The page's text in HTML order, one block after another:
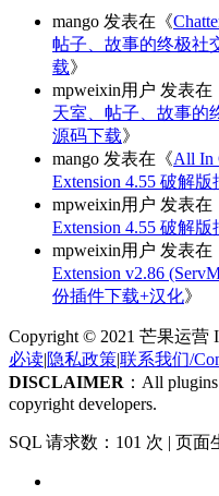
mango 发表在《
帖子、故事的终极社
载》
mpweixin用户 发表在
天室、帖子、故事的
源码下载》
mango 发表在《All In
Extension 4.55 破解
mpweixin用户 发表在
Extension 4.55 破解
mpweixin用户 发表在
Extension v2.86
份插件下载+汉化》
Copyright © 2021 芒果运营
必读|隐私政策|联系我们/
DISCLAIMER ：All
copyright developers.
SQL 请求数：101 次 | 页面